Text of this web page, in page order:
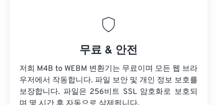
무료 & 안전
저희 M4B to WEBM 변환기는 무료이며 모든 웹 브라
우저에서 작동합니다. 파일 보안 및 개인 정보 보호를
보장합니다. 파일은 256비트 SSL 암호화로 보호되